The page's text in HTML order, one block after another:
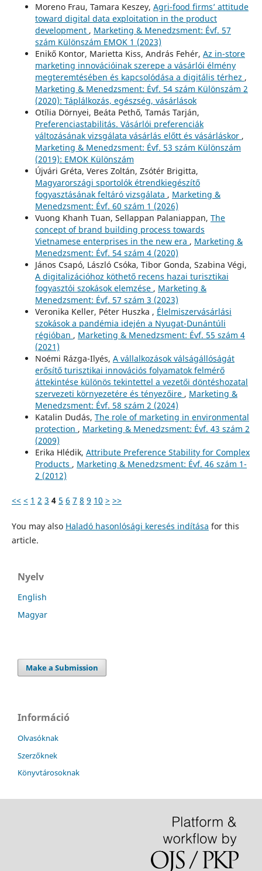
Moreno Frau, Tamara Keszey, Agri-food firms’ attitude
toward digital data exploitation in the product
development , Marketing & Menedzsment: Évf. 57
szám Különszám EMOK 1 (2023)
Enikő Kontor, Marietta Kiss, András Fehér, Az in-store
marketing innovációinak szerepe a vásárlói élmény
megteremtésében és kapcsolódása a digitális térhez ,
Marketing & Menedzsment: Évf. 54 szám Különszám 2
(2020): Táplálkozás, egészség, vásárlások
Otília Dörnyei, Beáta Pethő, Tamás Tarján,
Preferenciastabilitás. Vásárlói preferenciák
változásának vizsgálata vásárlás előtt és vásárláskor ,
Marketing & Menedzsment: Évf. 53 szám Különszám
(2019): EMOK Különszám
Újvári Gréta, Veres Zoltán, Zsótér Brigitta,
Magyarországi sportolók étrendkiegészítő
fogyasztásának feltáró vizsgálata , Marketing &
Menedzsment: Évf. 60 szám 1 (2026)
Vuong Khanh Tuan, Sellappan Palaniappan, The
concept of brand building process towards
Vietnamese enterprises in the new era , Marketing &
Menedzsment: Évf. 54 szám 4 (2020)
János Csapó, László Csóka, Tibor Gonda, Szabina Végi,
A digitalizációhoz köthető recens hazai turisztikai
fogyasztói szokások elemzése , Marketing &
Menedzsment: Évf. 57 szám 3 (2023)
Veronika Keller, Péter Huszka , Élelmiszervásárlási
szokások a pandémia idején a Nyugat-Dunántúli
régióban , Marketing & Menedzsment: Évf. 55 szám 4
(2021)
Noémi Rázga-Ilyés, A vállalkozások válságállóságát
erősítő turisztikai innovációs folyamatok felmérő
áttekintése különös tekintettel a vezetői döntéshozatal
szervezeti környezetére és tényezőire , Marketing &
Menedzsment: Évf. 58 szám 2 (2024)
Katalin Dudás, The role of marketing in environmental
protection , Marketing & Menedzsment: Évf. 43 szám 2
(2009)
Erika Hlédik, Attribute Preference Stability for Complex
Products , Marketing & Menedzsment: Évf. 46 szám 1-
2 (2012)
<< < 1 2 3 4 5 6 7 8 9 10 > >>
You may also Haladó hasonlósági keresés indítása for this
article.
Nyelv
English
Magyar
Make a Submission
Információ
Olvasóknak
Szerzőknek
Könyvtárosoknak